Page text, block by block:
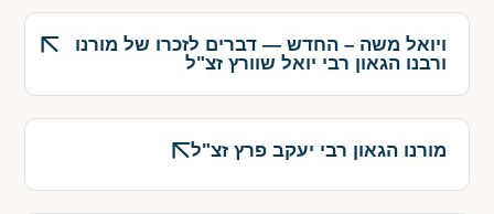
ויואל משה – החדש — דברים לזכרו של מורנו
ורבנו הגאון רבי יואל שוורץ זצ"ל
מורנו הגאון רבי יעקב פרץ זצ"ל